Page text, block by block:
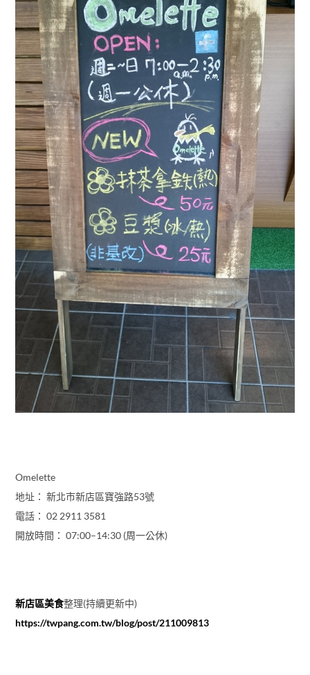
Omelette
地址： 新北市新店區寶強路53號
電話： 02 2911 3581
開放時間： 07:00–14:30 (周一公休)
新店區美食整理(持續更新中)
https://twpang.com.tw/blog/post/211009813